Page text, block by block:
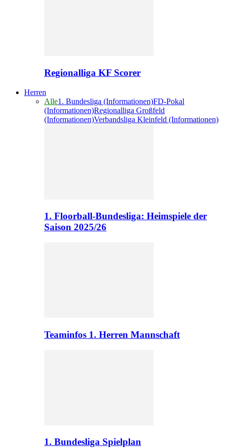
Regionalliga KF Scorer
Herren
Alle1. Bundesliga (Informationen)FD-Pokal
(Informationen)Regionalliga Großfeld
(Informationen)Verbandsliga Kleinfeld (Informationen)
1. Floorball-Bundesliga: Heimspiele der
Saison 2025/26
Teaminfos 1. Herren Mannschaft
1. Bundesliga Spielplan